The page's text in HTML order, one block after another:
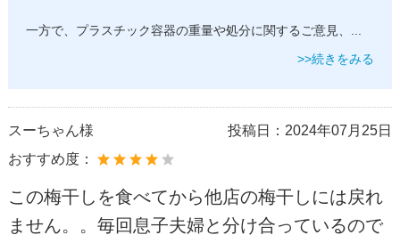
一方で、プラスチック容器の重量や処分に関するご意見、 ...
>>続きをみる
スーちゃん様 投稿日： 2024年07月25日
おすすめ度：
この梅干しを食べてから他店の梅干しには戻れ
ません。。毎回息子夫婦と分け合っているので